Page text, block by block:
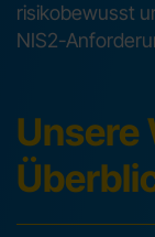
risikobewusst
NIS2-
Unsere